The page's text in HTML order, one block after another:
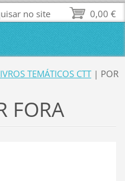
TEMÁTICOS CTT | POR
FORA
0,00 €
no site